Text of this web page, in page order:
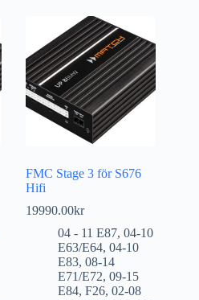
FMC Stage 3 för S676
Hifi
19990.00kr
04 - 11 E87,04-10
E63/E64,04-10
E83,08-14
E71/E72,09-15
E84,F26,02-08